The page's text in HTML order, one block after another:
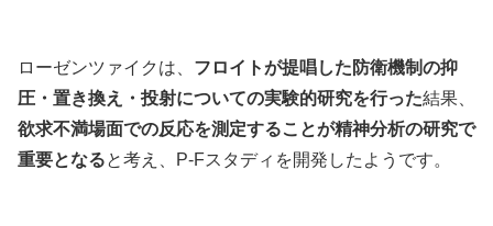
ローゼンツァイクは、 フロイトが提唱した防衛機制の抑
圧・置き換え・投射についての実験的研究を行った結果、
欲求不満場面での反応を測定することが精神分析の研究で
重要となると考え、P-Fスタディを開発したようです。